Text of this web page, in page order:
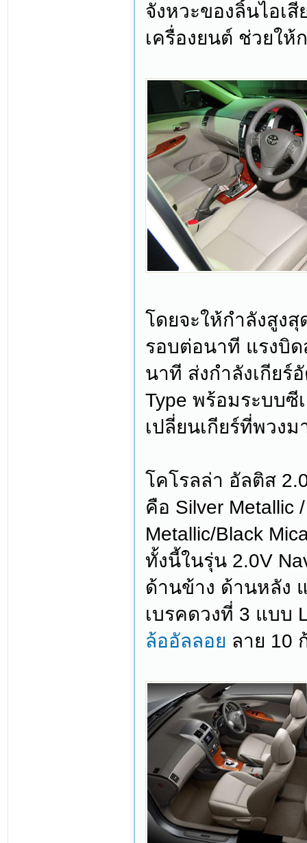
จังหวะของลิ้นไอเ
เครื่องยนต์ ช่วยให้
โดยจะให้กำลังสูง
รอบต่อนาที แรงบิ
นาที ส่งกำลังเกียร์
Type พร้อมระบบซี
เปลี่ยนเกียร์ที่พวงม
โคโรลล่า อัลติส
คือ Silver Metallic
Metallic/Black
ทั้งนี้ในรุ่น 2.0V
ด้านข้าง ด้านหลัง
เบรคดวงที่ 3 แบบ
ล้ออัลลอย ลาย 10